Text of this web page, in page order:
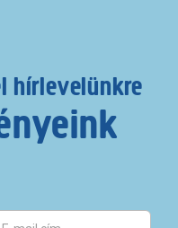
hírlevelünkre